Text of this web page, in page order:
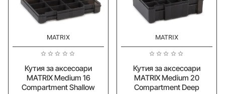
MATRIX
Кутия за аксесоари
MATRIX Medium 16
Compartment Shallow
MATRIX
Кутия за аксесоари
MATRIX Medium 20
Compartment Deep